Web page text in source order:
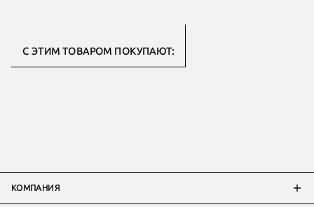
С ЭТИМ ТОВАРОМ ПОКУПАЮТ:
КОМПАНИЯ